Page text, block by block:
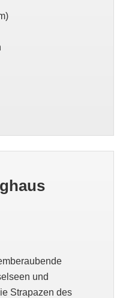
und
Strapazen des